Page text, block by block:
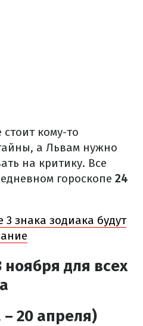
кому-то
а Львам нужно
на критику. Все
гороскопе 24
3 знака зодиака будут
ноября для всех
20 апреля)